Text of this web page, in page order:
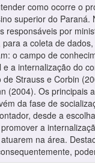
como ocorre o
superior do
responsáveis por
a coleta de
o campo de
a internalização do
Strauss e Corbin
(2004). Os
da fase de
desde a
a
na área.